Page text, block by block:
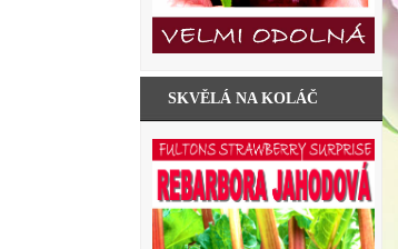
SKVĚLÁ NA KOLÁČ